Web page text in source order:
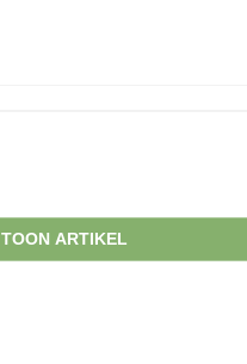
TOON ARTIKEL